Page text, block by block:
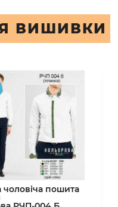
ВИШИВКИ
чоловіча пошита